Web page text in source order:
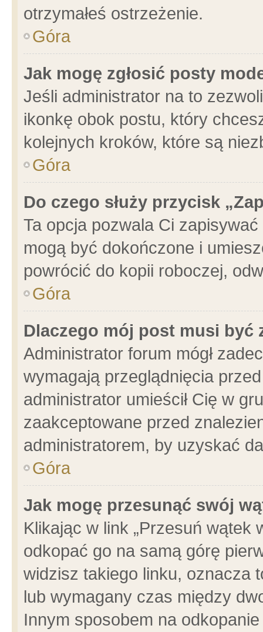
otrzymałeś ostrzeżenie.
Góra
Jak mogę zgłosić posty
Jeśli administrator na to
ikonkę obok postu, który
kolejnych kroków, które są
Góra
Do czego służy przycisk
Ta opcja pozwala Ci
mogą być dokończone i
powrócić do kopii roboczej,
Góra
Dlaczego mój post musi być
Administrator forum mógł
wymagają przeglądnięcia
administrator umieścił Cię w
zaakceptowane przed
administratorem, by uzyskać
Góra
Jak mogę przesunąć swój
Klikając w link „Przesuń wątek
odkopać go na samą górę
widzisz takiego linku, oznacza
lub wymagany czas między
Innym sposobem na